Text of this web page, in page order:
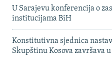
U Sarajevu konferencija o
institucijama BiH
Konstitutivna sjednica
Skupštinu Kosova završava